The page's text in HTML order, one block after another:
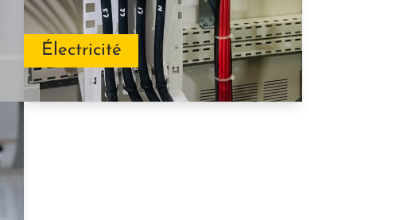
Électricité